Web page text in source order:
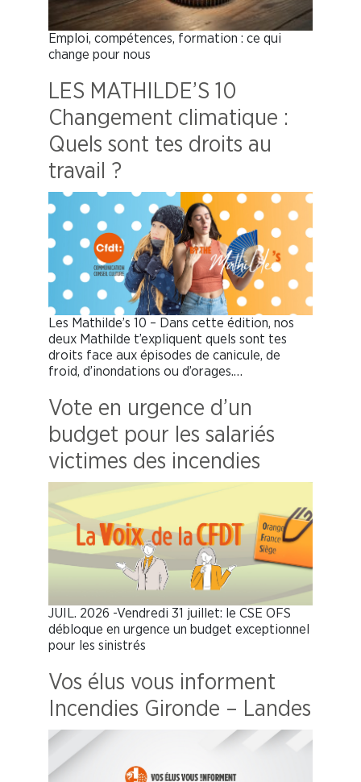
Emploi, compétences, formation : ce qui
change pour nous
LES MATHILDE’S 10
Changement climatique :
Quels sont tes droits au
travail ?
Les Mathilde’s 10 – Dans cette édition, nos
deux Mathilde t’expliquent quels sont tes
droits face aux épisodes de canicule, de
froid, d’inondations ou d’orages.…
Vote en urgence d’un
budget pour les salariés
victimes des incendies
JUIL. 2026 -Vendredi 31 juillet: le CSE OFS
débloque en urgence un budget exceptionnel
pour les sinistrés
Vos élus vous informent
Incendies Gironde – Landes